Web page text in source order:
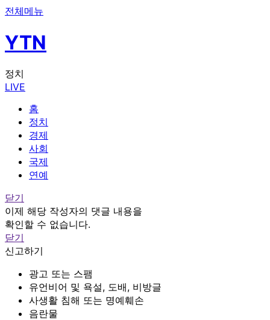
전체메뉴
YTN
정치
LIVE
홈
정치
경제
사회
국제
연예
닫기
이제 해당 작성자의 댓글 내용을
확인할 수 없습니다.
닫기
신고하기
광고 또는 스팸
유언비어 및 욕설, 도배, 비방글
사생활 침해 또는 명예훼손
음란물